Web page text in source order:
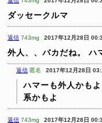
ダッセークルマ
返信 743mg 2017年12月28日
外人、、バカだね。 ハ
返信 匿名 2017年12月28日
ハマーも外人かもよ
系かもよ
返信 743mg 2017年12月28日